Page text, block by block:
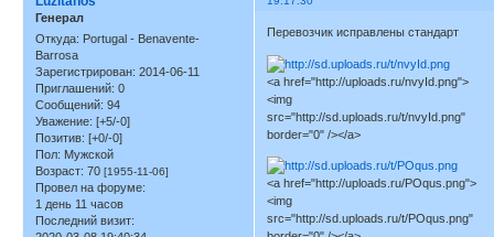
Генерал
Откуда: Portugal - Benavente-
Barrosa
Зарегистрирован: 2014-06-11
Приглашений: 0
Сообщений: 94
Уважение: [+5/-0]
Позитив: [+0/-0]
Пол: Мужской
Возраст: 70 [1955-11-06]
Провел на форуме:
1 день 11 часов
Последний визит:
Перевозчик исправлены стандарт
<a href="http://uploads.ru/nvyId.png">
<img
src="http://sd.uploads.ru/t/nvyId.png"
border="0" /></a>
<a href="http://uploads.ru/POqus.png">
<img
src="http://sd.uploads.ru/t/POqus.png"